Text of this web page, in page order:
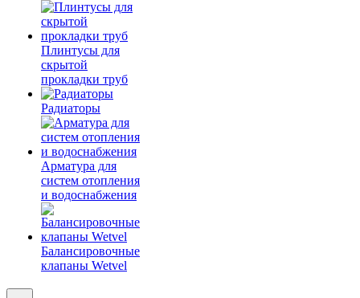
Плинтусы для
скрытой
прокладки труб
Радиаторы
Арматура для
систем отопления
и водоснабжения
Балансировочные
клапаны Wetvel